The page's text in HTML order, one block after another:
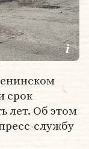
срок
лет. Об этом
службу